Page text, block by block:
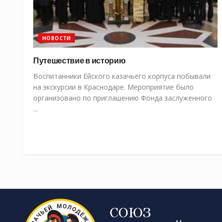
НОВОСТИ
Путешествие в историю
Воспитанники Ейского казачьего корпуса побывали
на экскурсии в Краснодаре. Мероприятие было
организовано по приглашению Фонда заслуженного
...